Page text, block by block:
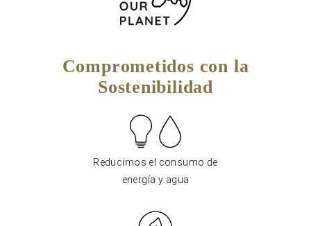
Comprometidos con la
Sostenibilidad
Reducimos el consumo de
energía y agua